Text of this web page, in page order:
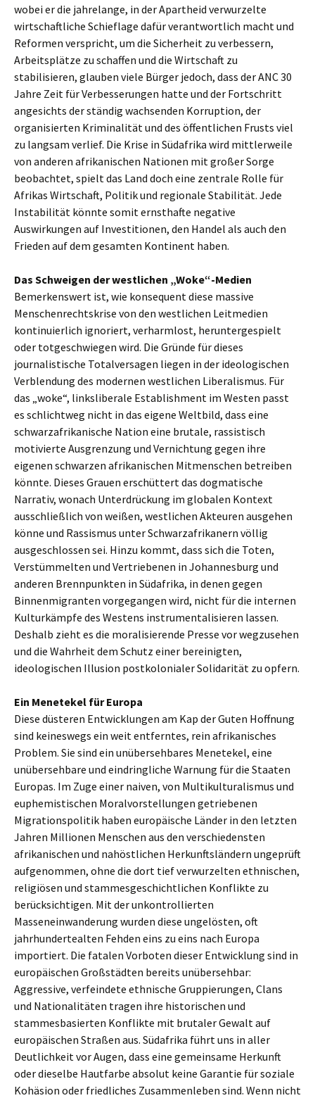
wobei er die jahrelange, in der Apartheid verwurzelte
wirtschaftliche Schieflage dafür verantwortlich macht und
Reformen verspricht, um die Sicherheit zu verbessern,
Arbeitsplätze zu schaffen und die Wirtschaft zu
stabilisieren, glauben viele Bürger jedoch, dass der ANC 30
Jahre Zeit für Verbesserungen hatte und der Fortschritt
angesichts der ständig wachsenden Korruption, der
organisierten Kriminalität und des öffentlichen Frusts viel
zu langsam verlief. Die Krise in Südafrika wird mittlerweile
von anderen afrikanischen Nationen mit großer Sorge
beobachtet, spielt das Land doch eine zentrale Rolle für
Afrikas Wirtschaft, Politik und regionale Stabilität. Jede
Instabilität könnte somit ernsthafte negative
Auswirkungen auf Investitionen, den Handel als auch den
Frieden auf dem gesamten Kontinent haben.
Das Schweigen der westlichen „Woke“-Medien
Bemerkenswert ist, wie konsequent diese massive
Menschenrechtskrise von den westlichen Leitmedien
kontinuierlich ignoriert, verharmlost, heruntergespielt
oder totgeschwiegen wird. Die Gründe für dieses
journalistische Totalversagen liegen in der ideologischen
Verblendung des modernen westlichen Liberalismus. Für
das „woke“, linksliberale Establishment im Westen passt
es schlichtweg nicht in das eigene Weltbild, dass eine
schwarzafrikanische Nation eine brutale, rassistisch
motivierte Ausgrenzung und Vernichtung gegen ihre
eigenen schwarzen afrikanischen Mitmenschen betreiben
könnte. Dieses Grauen erschüttert das dogmatische
Narrativ, wonach Unterdrückung im globalen Kontext
ausschließlich von weißen, westlichen Akteuren ausgehen
könne und Rassismus unter Schwarzafrikanern völlig
ausgeschlossen sei. Hinzu kommt, dass sich die Toten,
Verstümmelten und Vertriebenen in Johannesburg und
anderen Brennpunkten in Südafrika, in denen gegen
Binnenmigranten vorgegangen wird, nicht für die internen
Kulturkämpfe des Westens instrumentalisieren lassen.
Deshalb zieht es die moralisierende Presse vor wegzusehen
und die Wahrheit dem Schutz einer bereinigten,
ideologischen Illusion postkolonialer Solidarität zu opfern.
Ein Menetekel für Europa
Diese düsteren Entwicklungen am Kap der Guten Hoffnung
sind keineswegs ein weit entferntes, rein afrikanisches
Problem. Sie sind ein unübersehbares Menetekel, eine
unübersehbare und eindringliche Warnung für die Staaten
Europas. Im Zuge einer naiven, von Multikulturalismus und
euphemistischen Moralvorstellungen getriebenen
Migrationspolitik haben europäische Länder in den letzten
Jahren Millionen Menschen aus den verschiedensten
afrikanischen und nahöstlichen Herkunftsländern ungeprüft
aufgenommen, ohne die dort tief verwurzelten ethnischen,
religiösen und stammesgeschichtlichen Konflikte zu
berücksichtigen. Mit der unkontrollierten
Masseneinwanderung wurden diese ungelösten, oft
jahrhundertealten Fehden eins zu eins nach Europa
importiert. Die fatalen Vorboten dieser Entwicklung sind in
europäischen Großstädten bereits unübersehbar:
Aggressive, verfeindete ethnische Gruppierungen, Clans
und Nationalitäten tragen ihre historischen und
stammesbasierten Konflikte mit brutaler Gewalt auf
europäischen Straßen aus. Südafrika führt uns in aller
Deutlichkeit vor Augen, dass eine gemeinsame Herkunft
oder dieselbe Hautfarbe absolut keine Garantie für soziale
Kohäsion oder friedliches Zusammenleben sind. Wenn nicht